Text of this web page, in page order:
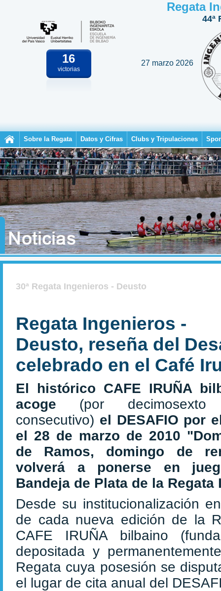
16
victorias
Regata
44ª
27 marzo 2026
Sobre la Regata Datos y Cifras Clubs y Tripulaciones
30ª Regata Ingenieros - Deusto
Regata Ingenieros -
Deusto, reseña del
celebrado en el Café
El histórico CAFE IRUÑA
acoge (por
consecutivo) el DESAFIO por
el 28 de marzo de 2010
de Ramos, domingo de
volverá a ponerse en
Bandeja de Plata de la
Desde su institucionalización
de cada nueva edición de la
CAFE IRUÑA bilbaino
depositada y
Regata cuya posesión se
el lugar de cita anual del